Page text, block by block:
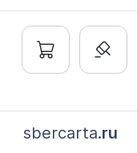
sbercarta.ru